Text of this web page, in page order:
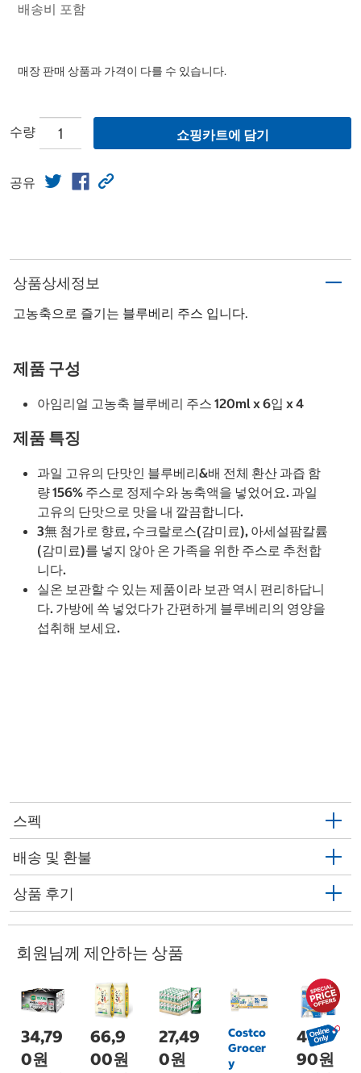
배송비 포함
매장 판매 상품과 가격이 다를 수 있습니다.
수량 쇼핑카트에 담기
공유
상품상세정보
고농축으로 즐기는 블루베리 주스 입니다.
제품 구성
아임리얼 고농축 블루베리 주스 120ml x 6입 x 4
제품 특징
과일 고유의 단맛인 블루베리&배 전체 환산 과즙 함
량 156% 주스로 정제수와 농축액을 넣었어요. 과일
고유의 단맛으로 맛을 내 깔끔합니다.
3無 첨가로 향료, 수크랄로스(감미료), 아세설팜칼륨
(감미료)를 넣지 않아 온 가족을 위한 주스로 추천합
니다.
실온 보관할 수 있는 제품이라 보관 역시 편리하답니
다. 가방에 쏙 넣었다가 간편하게 블루베리의 영양을
섭취해 보세요.
스펙
배송 및 환불
상품 후기
회원님께 제안하는 상품
34,79
0원
66,9
00원
27,49
0원
Costco
Grocer
y
46,9
90원